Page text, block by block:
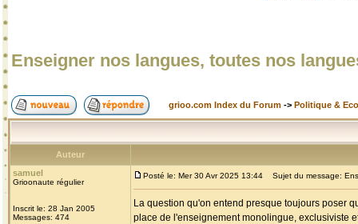
Enseigner nos langues, toutes nos
grioo.com Index du Forum -> Politique &
Auteur
samuel
Grioonaute régulier
Inscrit le: 28 Jan 2005
Messages: 474
Posté le: Mer 30 Avr 2025 13:44 Sujet du message:
La question qu'on entend presque toujours poser
place de l'enseignement monolingue, exclusiviste